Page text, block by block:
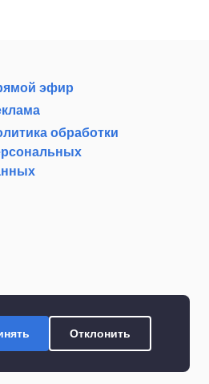
Отклонить
эфир
обработки